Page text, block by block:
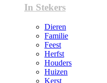
In Stekers
Dieren
Familie
Feest
Herfst
Houders
Huizen
Kerst